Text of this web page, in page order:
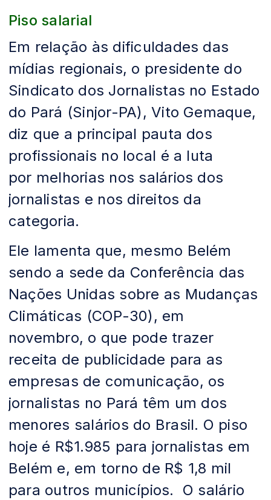
Piso salarial
Em relação às dificuldades das
mídias regionais, o presidente do
Sindicato dos Jornalistas no Estado
do Pará (Sinjor-PA), Vito Gemaque,
diz que a principal pauta dos
profissionais no local é a luta
por melhorias nos salários dos
jornalistas e nos direitos da
categoria.
Ele lamenta que, mesmo Belém
sendo a sede da Conferência das
Nações Unidas sobre as Mudanças
Climáticas (COP-30), em
novembro, o que pode trazer
receita de publicidade para as
empresas de comunicação, os
jornalistas no Pará têm um dos
menores salários do Brasil. O piso
hoje é R$1.985 para jornalistas em
Belém e, em torno de R$ 1,8 mil
para outros municípios. O salário